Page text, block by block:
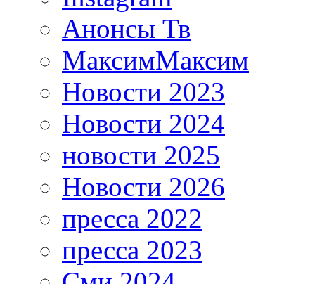
Анонсы Тв
МаксимМаксим
Новости 2023
Новости 2024
новости 2025
Новости 2026
пресса 2022
пресса 2023